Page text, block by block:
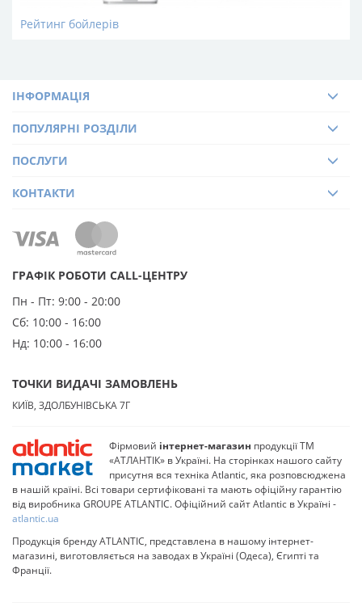
Рейтинг бойлерів
Фірмовий інтернет-магазин продукції ТМ
«АТЛАНТІК» в Україні. На сторінках нашого сайту
присутня вся техніка Atlantic, яка розповсюджена
в нашій країні. Всі товари сертифіковані та мають офіційну гарантію
від виробника GROUPE ATLANTIC. Офіційний сайт Atlantic в Україні -
atlantic.ua
Продукція бренду ATLANTIC, представлена в нашому інтернет-
магазині, виготовляється на заводах в Україні (Одеса), Єгипті та
Франції.
ІНФОРМАЦІЯ
ПОПУЛЯРНІ РОЗДІЛИ
ПОСЛУГИ
ГРАФІК РОБОТИ CALL-ЦЕНТРУ
Пн - Пт: 9:00 - 20:00
Сб: 10:00 - 16:00
Нд: 10:00 - 16:00
ТОЧКИ ВИДАЧІ ЗАМОВЛЕНЬ
КИЇВ, ЗДОЛБУНІВСЬКА 7Г
КОНТАКТИ